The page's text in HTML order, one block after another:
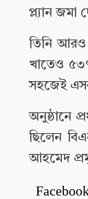
প্ল্যান জমা
তিনি আরও
খাতেও
সহজেই
অনুষ্ঠানে
ছিলেন
আহমেদ